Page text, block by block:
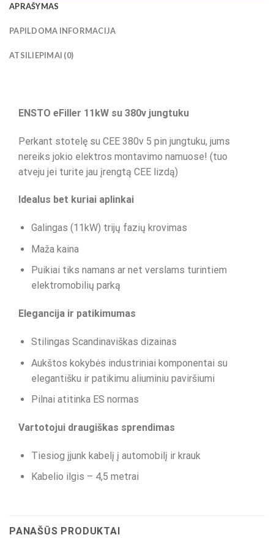
APRAŠYMAS
PAPILDOMA INFORMACIJA
ATSILIEPIMAI (0)
ENSTO eFiller 11kW su 380v jungtuku
Perkant stotelę su CEE 380v 5 pin jungtuku, jums
nereiks jokio elektros montavimo namuose! (tuo
atveju jei turite jau įrengtą CEE lizdą)
Idealus bet kuriai aplinkai
Galingas (11kW) trijų fazių krovimas
Maža kaina
Puikiai tiks namans ar net verslams turintiem
elektromobilių parką
Elegancija ir patikimumas
Stilingas Scandinaviškas dizainas
Aukštos kokybės industriniai komponentai su
elegantišku ir patikimu aliuminiu paviršiumi
Pilnai atitinka ES normas
Vartotojui draugiškas sprendimas
Tiesiog įjunk kabelį į automobilį ir krauk
Kabelio ilgis – 4,5 metrai
PANAŠŪS PRODUKTAI